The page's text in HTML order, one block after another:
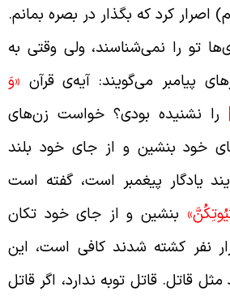
اصرار کرد که بگذار در بصره بمانم.
تو را نمی‌شناسند، ولی وقتی به
پیامبر می‌گویند: آیه‌ی قرآن«وَ
نشنیده بودی؟ خواست زن‌های
خود بنشین و از جای خود بلند
یادگار پیغمبر است، گفته است
بنشین و از جای خود تکان
بار 20 هزار نفر کشته شدند کافی است، این
قاتل. قاتل توبه ندارد، اگر قاتل